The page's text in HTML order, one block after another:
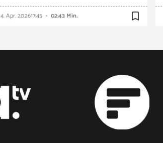
4. Apr. 202617:45 02:43 Min. bookmark_border